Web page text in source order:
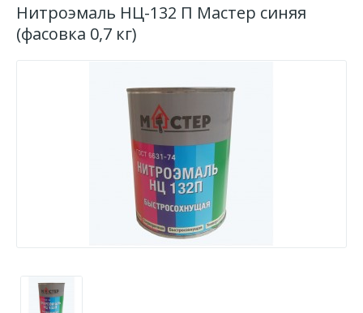
Нитроэмаль НЦ-132 П Мастер синяя
(фасовка 0,7 кг)